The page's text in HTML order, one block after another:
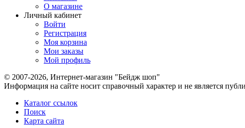
О магазине
Личный кабинет
Войти
Регистрация
Моя корзина
Мои заказы
Мой профиль
© 2007-2026, Интернет-магазин "Бейдж шоп"
Информация на сайте носит справочный характер и не является
Каталог ссылок
Поиск
Карта сайта